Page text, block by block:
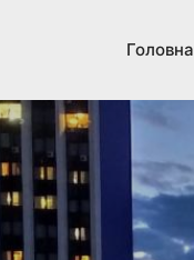
Головна